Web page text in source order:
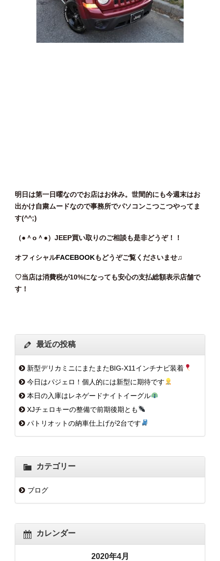
明日は第一日曜なのでお店はお休み。世間的にも今週末はお
出かけ自粛ムードなので事務所でパソコンこつこつやってま
す(^^;)
（●＾o ＾●）JEEP買い取りのご相談も是非どうぞ！！
オフィシャルFACEBOOKもどうぞご覧くださいませ♫
♡当店は消費税が10%になっても安心の支払総額表示店舗で
す！
最近の投稿
新型デリカミニにまたまたBIG-X11インチナビ装着
今日はパジェロ！個人的には新型に期待です
本日の入庫はレネゲードナイトイーグル
XJチェロキーの整備で前期後期とも
パトリオットの納車仕上げが2台です
カテゴリー
ブログ
カレンダー
2020年4月